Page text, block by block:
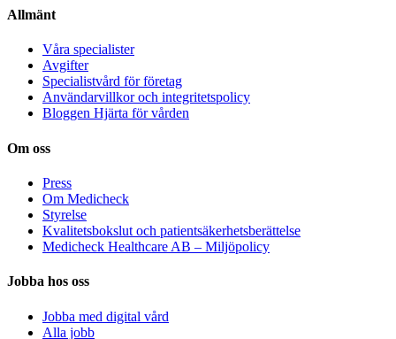
Allmänt
Våra specialister
Avgifter
Specialistvård för företag
Användarvillkor och integritetspolicy
Bloggen Hjärta för vården
Om oss
Press
Om Medicheck
Styrelse
Kvalitetsbokslut och patientsäkerhetsberättelse
Medicheck Healthcare AB – Miljöpolicy
Jobba hos oss
Jobba med digital vård
Alla jobb